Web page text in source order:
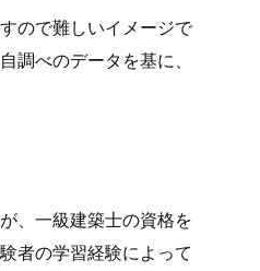
ので難しいイメージで
調べのデータを基に、
、一級建築士の資格を
者の学習経験によって